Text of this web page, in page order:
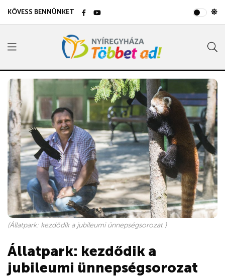
KÖVESS BENNÜNKET
(Állatpark: kezdődik a jubileumi ünnepségsorozat )
Állatpark: kezdődik a
jubileumi ünnepségsorozat